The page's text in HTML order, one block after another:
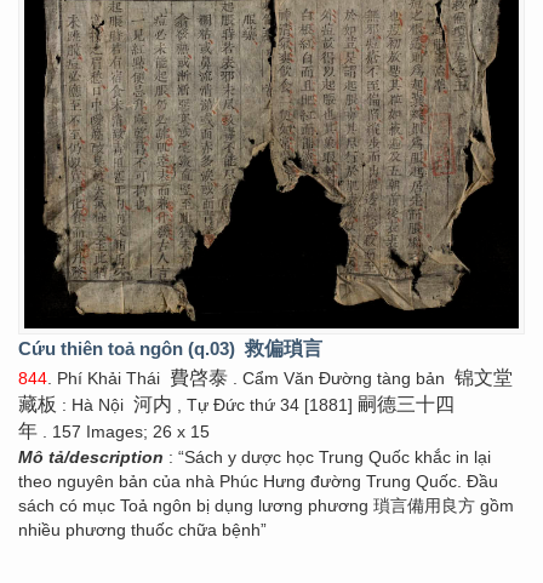
Cứu thiên toả ngôn (q.03) 救偏瑣言
844 . Phí Khải Thái 費啓泰 . Cẩm Văn Đường tàng bản 锦文堂
藏板 : Hà Nội 河内 , Tự Đức thứ 34 [1881] 嗣德三十四
年 . 157 Images; 26 x 15
Mô tả/description : “Sách y dược học Trung Quốc khắc in lại
theo nguyên bản của nhà Phúc Hưng đường Trung Quốc. Đầu
sách có mục Toả ngôn bị dụng lương phương 瑣言備用良方 gồm
nhiều phương thuốc chữa bệnh”